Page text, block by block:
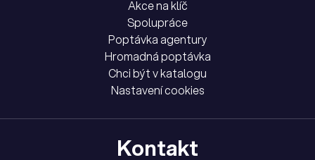
Akce na klíč
Spolupráce
Poptávka agentury
Hromadná poptávka
Chci být v katalogu
Nastavení cookies
Kontakt